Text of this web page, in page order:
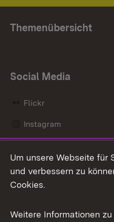
Themenübersicht
Social Media
Flickr
Instagram
Mastodon
Messenger
Social Wall
Um unsere Webseite für
und verbessern zu
Cookies.
Weitere Informationen